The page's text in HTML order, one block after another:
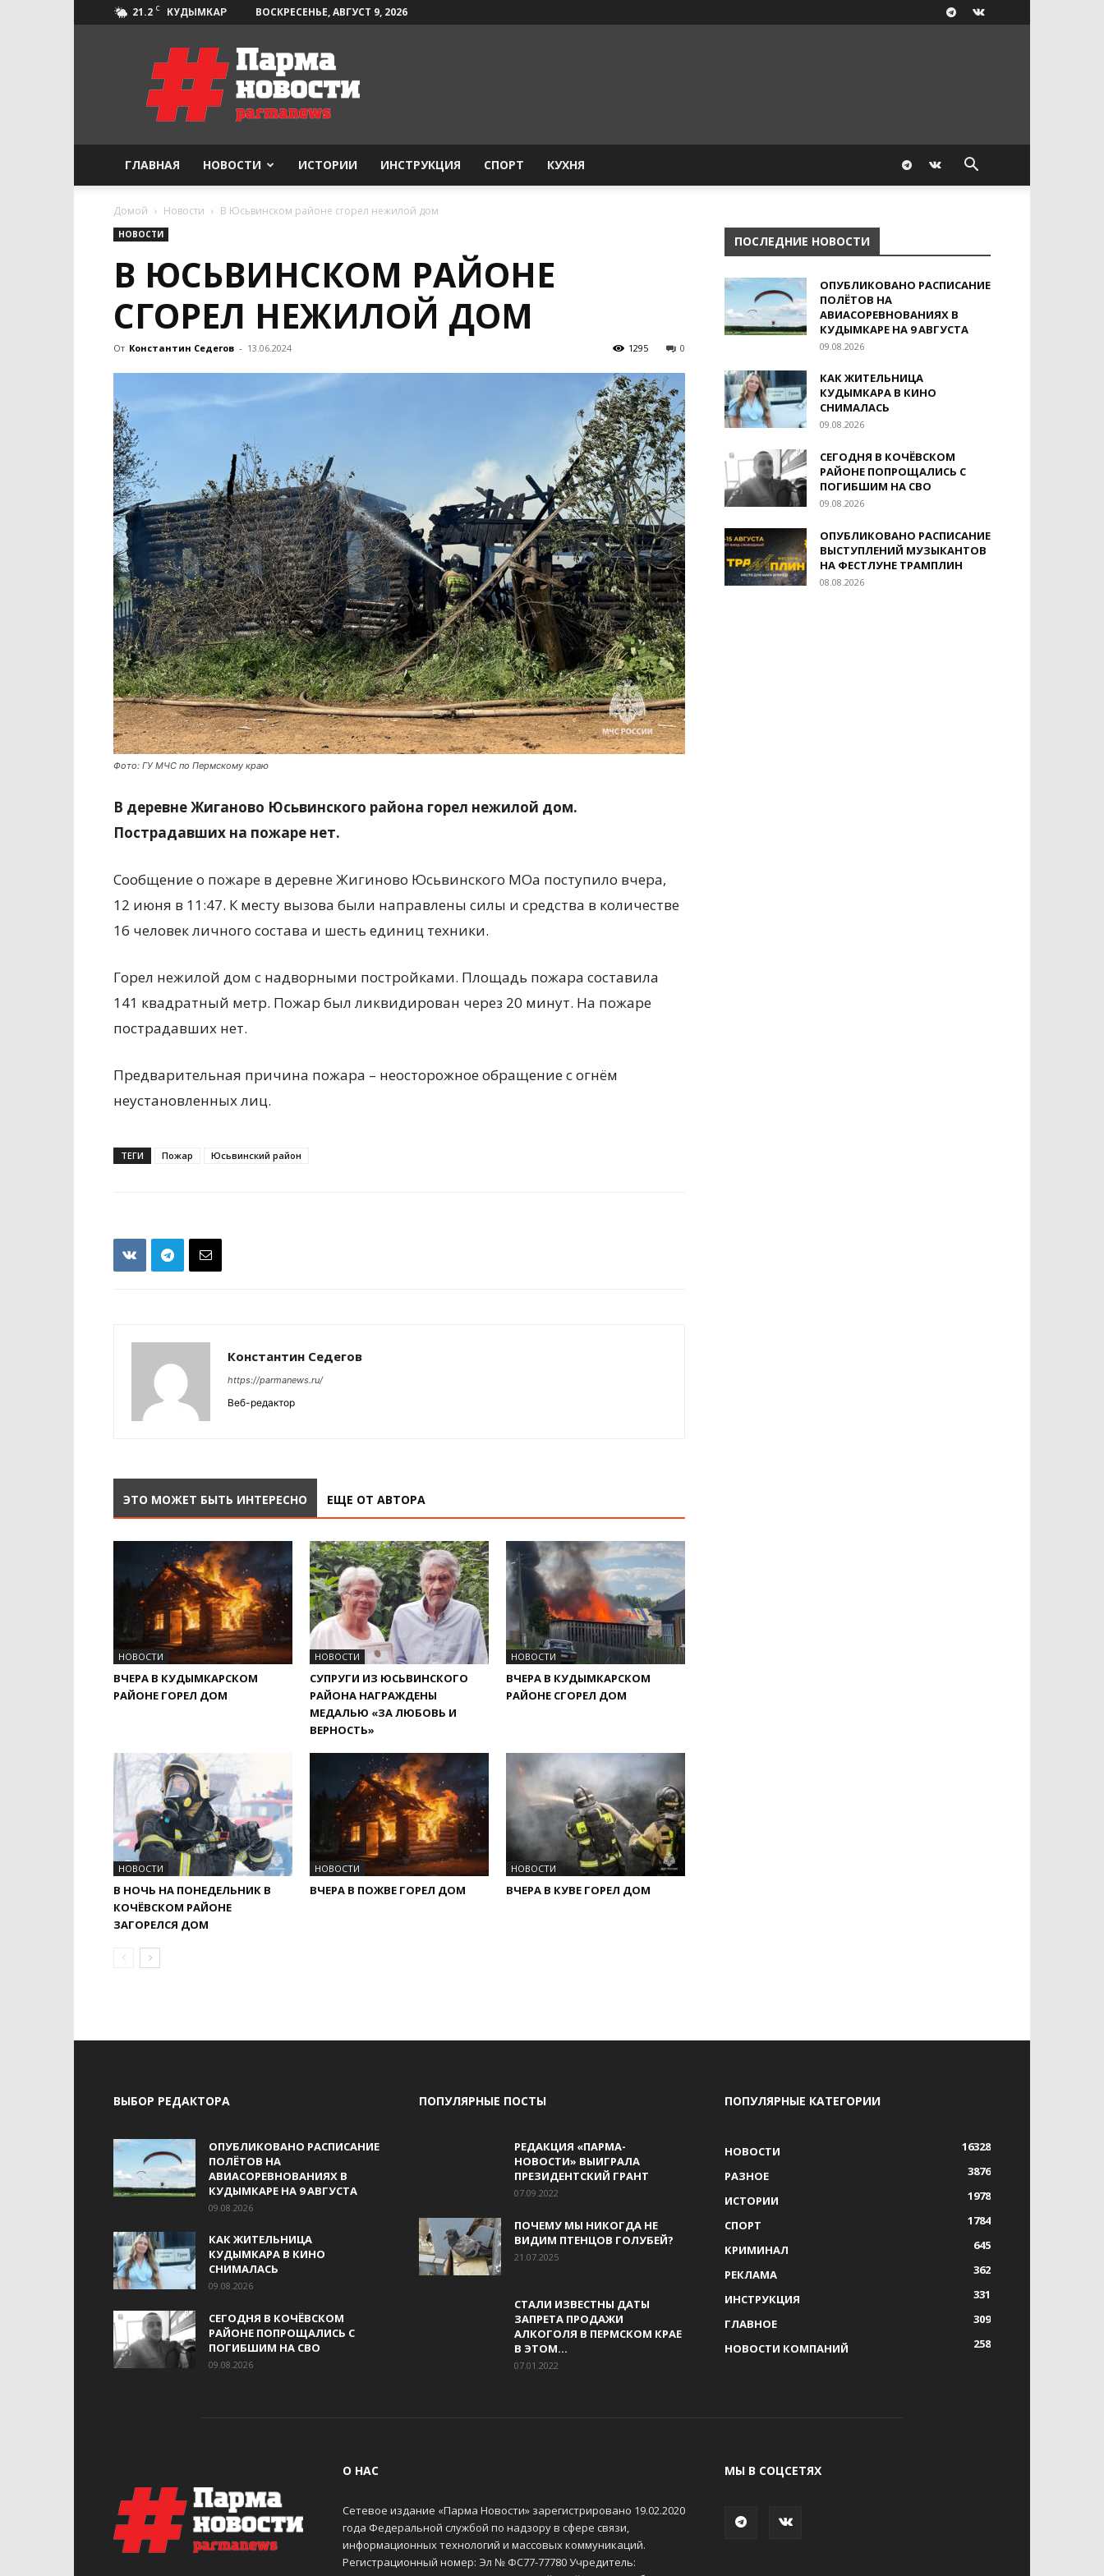
21.2 C КУДЫМКАР ВОСКРЕСЕНЬЕ, АВГУСТ 9, 2026
Парма-
Новости
ГЛАВНАЯ НОВОСТИ ИСТОРИИ ИНСТРУКЦИЯ СПОРТ КУХНЯ
Домой Новости В Юсьвинском районе сгорел нежилой дом
НОВОСТИ
В ЮСЬВИНСКОМ РАЙОНЕ
СГОРЕЛ НЕЖИЛОЙ ДОМ
От Константин Седегов - 13.06.2024 0
1295
Фото: ГУ МЧС по Пермскому краю
В деревне Жиганово Юсьвинского района горел нежилой дом.
Пострадавших на пожаре нет.
Сообщение о пожаре в деревне Жигиново Юсьвинского МОа поступило вчера,
12 июня в 11:47. К месту вызова были направлены силы и средства в количестве
16 человек личного состава и шесть единиц техники.
Горел нежилой дом с надворными постройками. Площадь пожара составила
141 квадратный метр. Пожар был ликвидирован через 20 минут. На пожаре
пострадавших нет.
Предварительная причина пожара – неосторожное обращение с огнём
неустановленных лиц.
ТЕГИ Пожар Юсьвинский район
Константин Седегов
https://parmanews.ru/
Веб-редактор
ЭТО МОЖЕТ БЫТЬ ИНТЕРЕСНО ЕЩЕ ОТ АВТОРА
НОВОСТИ
ВЧЕРА В КУДЫМКАРСКОМ
РАЙОНЕ ГОРЕЛ ДОМ
НОВОСТИ
СУПРУГИ ИЗ ЮСЬВИНСКОГО
РАЙОНА НАГРАЖДЕНЫ
МЕДАЛЬЮ «ЗА ЛЮБОВЬ И
ВЕРНОСТЬ»
НОВОСТИ
ВЧЕРА В КУДЫМКАРСКОМ
РАЙОНЕ СГОРЕЛ ДОМ
НОВОСТИ
В НОЧЬ НА ПОНЕДЕЛЬНИК В
КОЧЁВСКОМ РАЙОНЕ
ЗАГОРЕЛСЯ ДОМ
НОВОСТИ
ВЧЕРА В ПОЖВЕ ГОРЕЛ ДОМ
НОВОСТИ
ВЧЕРА В КУВЕ ГОРЕЛ ДОМ
ПОСЛЕДНИЕ НОВОСТИ
ОПУБЛИКОВАНО РАСПИСАНИЕ
ПОЛЁТОВ НА
АВИАСОРЕВНОВАНИЯХ В
КУДЫМКАРЕ НА 9 АВГУСТА
09.08.2026
КАК ЖИТЕЛЬНИЦА
КУДЫМКАРА В КИНО
СНИМАЛАСЬ
09.08.2026
СЕГОДНЯ В КОЧЁВСКОМ
РАЙОНЕ ПОПРОЩАЛИСЬ С
ПОГИБШИМ НА СВО
09.08.2026
ОПУБЛИКОВАНО РАСПИСАНИЕ
ВЫСТУПЛЕНИЙ МУЗЫКАНТОВ
НА ФЕСТЛУНЕ ТРАМПЛИН
08.08.2026
ВЫБОР РЕДАКТОРА
ОПУБЛИКОВАНО РАСПИСАНИЕ
ПОЛЁТОВ НА
АВИАСОРЕВНОВАНИЯХ В
КУДЫМКАРЕ НА 9 АВГУСТА
09.08.2026
КАК ЖИТЕЛЬНИЦА
КУДЫМКАРА В КИНО
СНИМАЛАСЬ
09.08.2026
СЕГОДНЯ В КОЧЁВСКОМ
РАЙОНЕ ПОПРОЩАЛИСЬ С
ПОГИБШИМ НА СВО
09.08.2026
ПОПУЛЯРНЫЕ ПОСТЫ
РЕДАКЦИЯ «ПАРМА-
НОВОСТИ» ВЫИГРАЛА
ПРЕЗИДЕНТСКИЙ ГРАНТ
07.09.2022
ПОЧЕМУ МЫ НИКОГДА НЕ
ВИДИМ ПТЕНЦОВ ГОЛУБЕЙ?
21.07.2025
СТАЛИ ИЗВЕСТНЫ ДАТЫ
ЗАПРЕТА ПРОДАЖИ
АЛКОГОЛЯ В ПЕРМСКОМ КРАЕ
В ЭТОМ...
07.01.2022
ПОПУЛЯРНЫЕ КАТЕГОРИИ
НОВОСТИ
16328
РАЗНОЕ
3876
ИСТОРИИ
1978
СПОРТ
1784
КРИМИНАЛ
645
РЕКЛАМА
362
ИНСТРУКЦИЯ
331
ГЛАВНОЕ
309
НОВОСТИ КОМПАНИЙ
258
О НАС
Сетевое издание «Парма Новости» зарегистрировано 19.02.2020
года Федеральной службой по надзору в сфере связи,
информационных технологий и массовых коммуникаций.
Регистрационный номер: Эл № ФС77-77780 Учредитель:
МЫ В СОЦСЕТЯХ